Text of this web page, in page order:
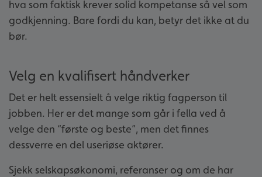
hva som faktisk krever solid kompetanse så vel som
godkjenning. Bare fordi du kan, betyr det ikke at du
bør.
Velg en kvalifisert håndverker
Det er helt essensielt å velge riktig fagperson til
jobben. Her er det mange som går i fella ved å
velge den “første og beste”, men det finnes
dessverre en del useriøse aktører.
Sjekk selskapsøkonomi, referanser og om de har